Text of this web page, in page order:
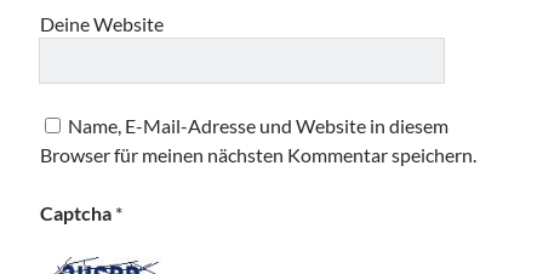
Deine Website
Name, E-Mail-Adresse und Website in diesem
Browser für meinen nächsten Kommentar speichern.
Captcha *